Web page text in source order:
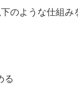
のような仕組
る